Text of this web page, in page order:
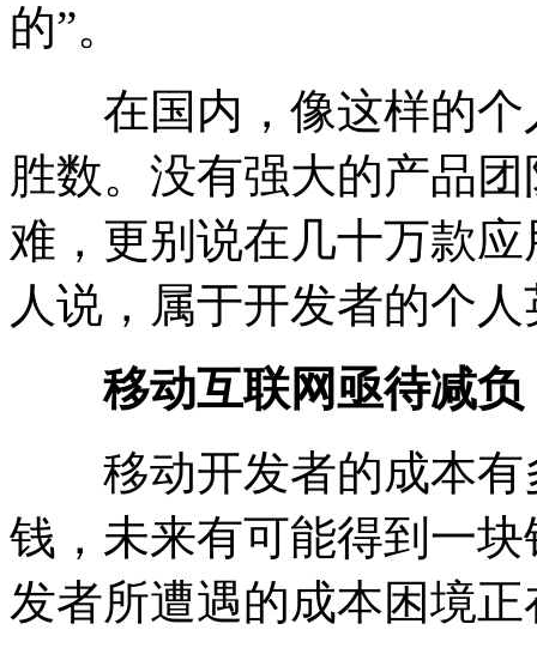
的”。
在国内，像这样的个
胜数。没有强大的产品
难，更别说在几十万款
人说，属于开发者的个
移动互联网亟待减负
移动开发者的成本有
钱，未来有可能得到一
发者所遭遇的成本困境